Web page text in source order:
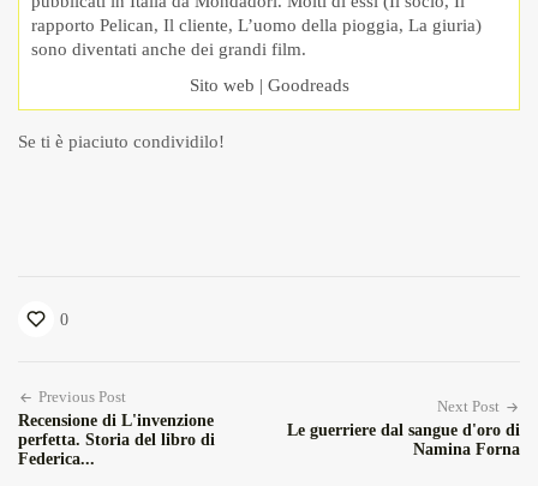
rapporto Pelican, Il cliente, L’uomo della pioggia, La giuria)
sono diventati anche dei grandi film.
Sito web | Goodreads
Se ti è piaciuto condividilo!
0
Previous Post
Recensione di L'invenzione
perfetta. Storia del libro di
Federica...
Next Post
Le guerriere dal sangue d'oro di
Namina Forna